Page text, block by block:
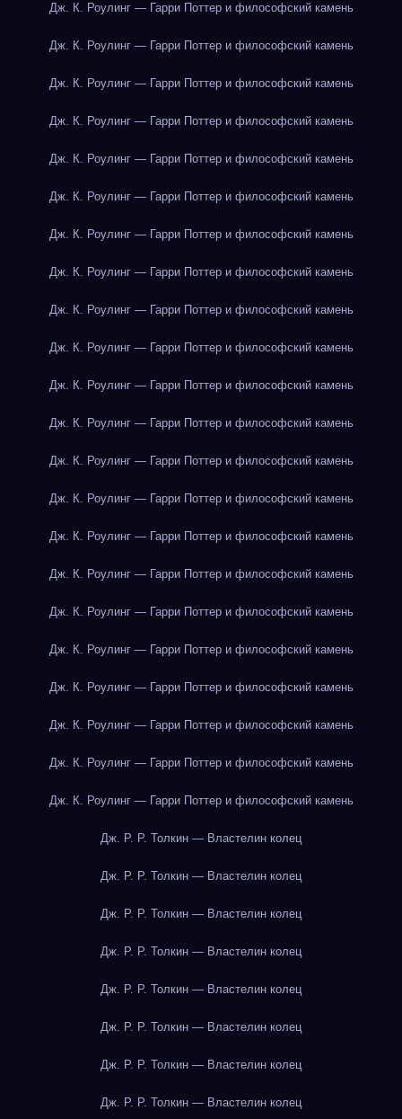
Дж. К. Роулинг — Гарри Поттер и философский камень
Дж. К. Роулинг — Гарри Поттер и философский камень
Дж. К. Роулинг — Гарри Поттер и философский камень
Дж. К. Роулинг — Гарри Поттер и философский камень
Дж. К. Роулинг — Гарри Поттер и философский камень
Дж. К. Роулинг — Гарри Поттер и философский камень
Дж. К. Роулинг — Гарри Поттер и философский камень
Дж. К. Роулинг — Гарри Поттер и философский камень
Дж. К. Роулинг — Гарри Поттер и философский камень
Дж. К. Роулинг — Гарри Поттер и философский камень
Дж. К. Роулинг — Гарри Поттер и философский камень
Дж. К. Роулинг — Гарри Поттер и философский камень
Дж. К. Роулинг — Гарри Поттер и философский камень
Дж. К. Роулинг — Гарри Поттер и философский камень
Дж. К. Роулинг — Гарри Поттер и философский камень
Дж. К. Роулинг — Гарри Поттер и философский камень
Дж. К. Роулинг — Гарри Поттер и философский камень
Дж. К. Роулинг — Гарри Поттер и философский камень
Дж. К. Роулинг — Гарри Поттер и философский камень
Дж. К. Роулинг — Гарри Поттер и философский камень
Дж. К. Роулинг — Гарри Поттер и философский камень
Дж. К. Роулинг — Гарри Поттер и философский камень
Дж. Р. Р. Толкин — Властелин колец
Дж. Р. Р. Толкин — Властелин колец
Дж. Р. Р. Толкин — Властелин колец
Дж. Р. Р. Толкин — Властелин колец
Дж. Р. Р. Толкин — Властелин колец
Дж. Р. Р. Толкин — Властелин колец
Дж. Р. Р. Толкин — Властелин колец
Дж. Р. Р. Толкин — Властелин колец